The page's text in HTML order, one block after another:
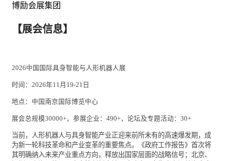
博励会展集团
【展会信息】
2026中国国际具身智能与人形机器人展
时间： 2026年11月 19-21 日
地点：中国南京国际博览中心
展会总规模30000+，参展企业： 490+，论坛及专题活动： 30+
当前，人形机器人与具身智能产业正迎来前所未有的高速爆发期，成
为新一轮科技革命和产业变革的重要焦点。《政府工作报告》首次将
其明确纳入未来产业重点方向，释放出国家层面的战略信号；北京、